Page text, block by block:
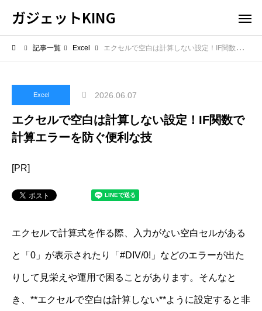
ガジェットKING
記事一覧 Excel エクセルで空白は計算しない設定！IF関数で計算エラーを防ぐ便利な技
Excel 2026.06.07
エクセルで空白は計算しない設定！IF関数で
計算エラーを防ぐ便利な技
[PR]
エクセルで計算式を作る際、入力がない空白セルがある
と「0」が表示されたり「#DIV/0!」などのエラーが出た
りして見栄えや運用で困ることがあります。そんなと
き、**エクセルで空白は計算しない**ように設定すると非